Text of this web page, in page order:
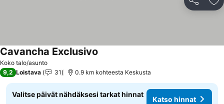
Jaa
Koko talo/asunto
Cavancha Exclusivo
9,2 Loistava 31 0.9 km kohteesta Keskusta
Valitse päivät nähdäksesi tarkat hinnat
Katso hinnat